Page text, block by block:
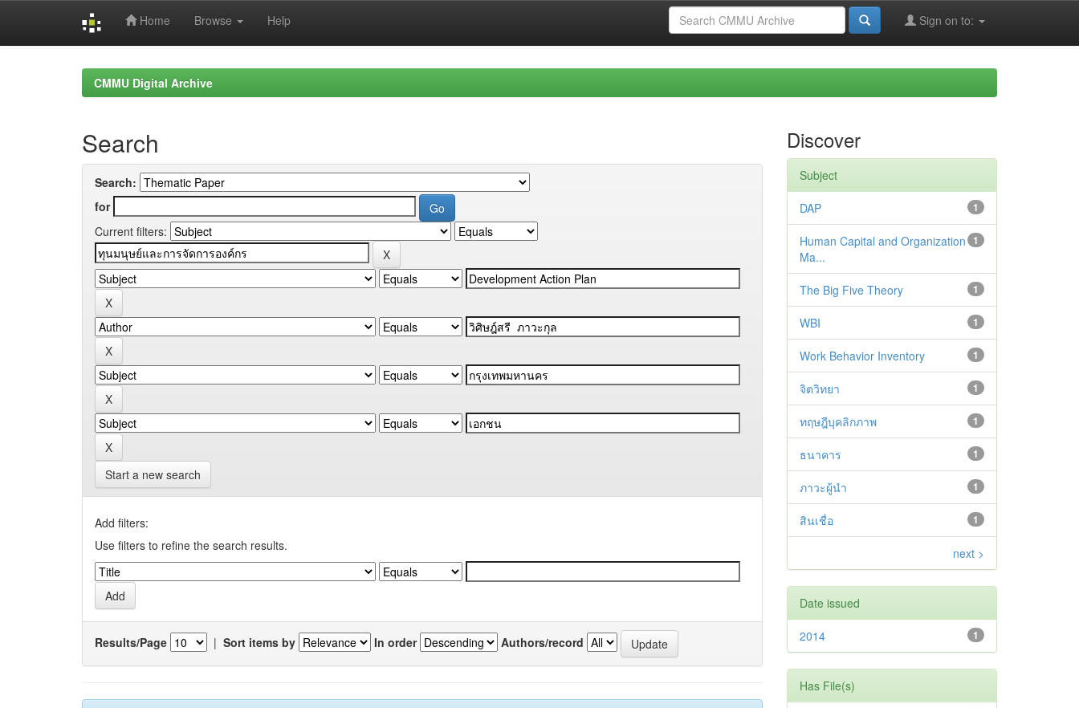
Home Browse Help Sign on to:
CMMU Digital Archive
Search
Search:
for
Current filters:
Start a new search
Add filters:
Use filters to refine the search results.
Results/Page | Sort items by In order Authors/record
Discover
Subject
1
DAP
1
Human Capital and Organization
Ma...
1
The Big Five Theory
1
WBI
1
Work Behavior Inventory
1
จิตวิทยา
1
ทฤษฎีบุคลิกภาพ
1
ธนาคาร
1
ภาวะผู้นำ
1
สินเชื่อ
next >
Date issued
1
2014
Has File(s)